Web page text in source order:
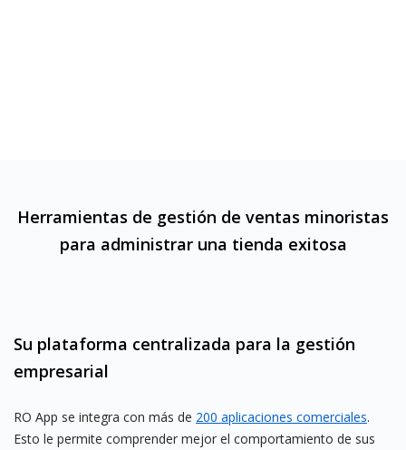
Herramientas de gestión de ventas minoristas
para administrar una tienda exitosa
Su plataforma centralizada para la gestión
empresarial
RO App se integra con más de 200 aplicaciones comerciales.
Esto le permite comprender mejor el comportamiento de sus